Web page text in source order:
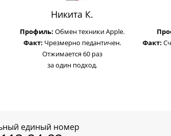
Никита К.
Профиль: Обмен техники Apple.
Факт: Чрезмерно педантичен.
Отжимается 60 раз
за один подход.
Факт:
единый номер